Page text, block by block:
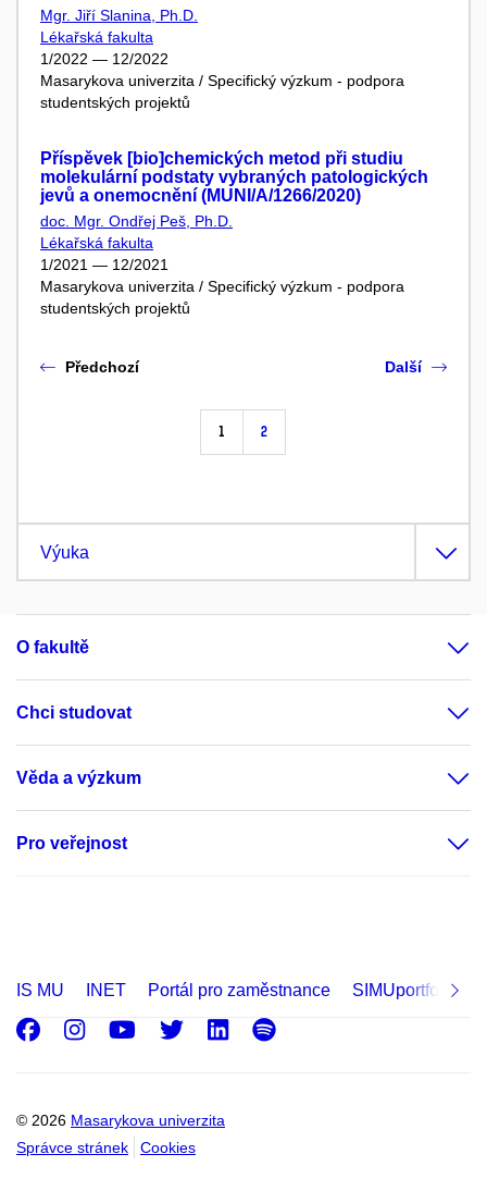
Mgr. Jiří Slanina, Ph.D.
Lékařská fakulta
1/2022 — 12/2022
Masarykova univerzita / Specifický výzkum - podpora
studentských projektů
Příspěvek [bio]chemických metod při studiu
molekulární podstaty vybraných patologických
jevů a onemocnění (MUNI/A/1266/2020)
doc. Mgr. Ondřej Peš, Ph.D.
Lékařská fakulta
1/2021 — 12/2021
Masarykova univerzita / Specifický výzkum - podpora
studentských projektů
Předchozí
1 2
Další
Výuka
O fakultě
Chci studovat
Věda a výzkum
Pro veřejnost
IS MU INET Portál pro zaměstnance SIMUportfolio
© 2026 Masarykova univerzita
Správce stránek
Cookies
Facebook
Instagram
Youtube
Twitter
LinkedIn
Spotify